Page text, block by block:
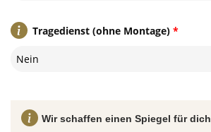
*
Tragedienst (ohne Montage)
Nein
Wir schaffen einen Spiegel für dich